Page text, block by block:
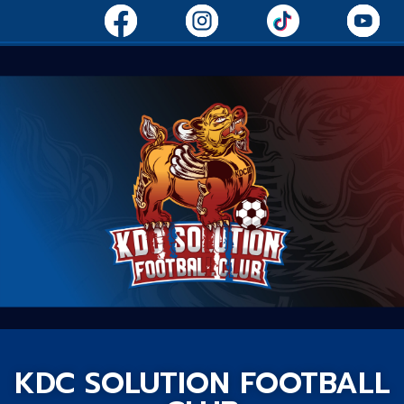
KDC SOLUTION FOOTBALL